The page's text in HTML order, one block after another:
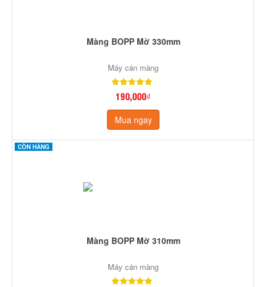
Màng BOPP Mờ 330mm
Máy cán màng
190,000₫
Mua ngay
CÒN HÀNG
Màng BOPP Mờ 310mm
Máy cán màng